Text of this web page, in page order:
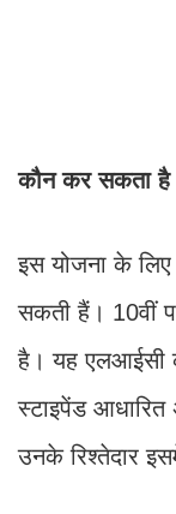
कौन कर सकता
इस योजना के
सकती हैं। 10वीं
है। यह एलआईसी
स्टाइपेंड
उनके रिश्तेदार